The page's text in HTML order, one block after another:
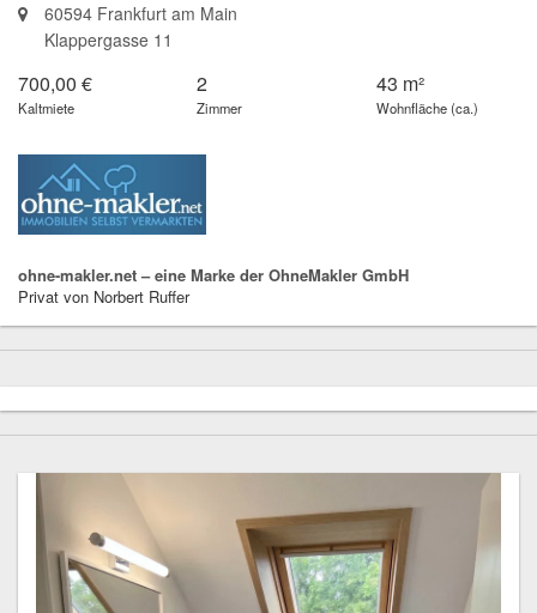
60594 Frankfurt am Main
Klappergasse 11
700,00 €
Kaltmiete
2
Zimmer
43 m²
Wohnfläche (ca.)
ohne-makler.net – eine Marke der OhneMakler GmbH
Privat von Norbert Ruffer